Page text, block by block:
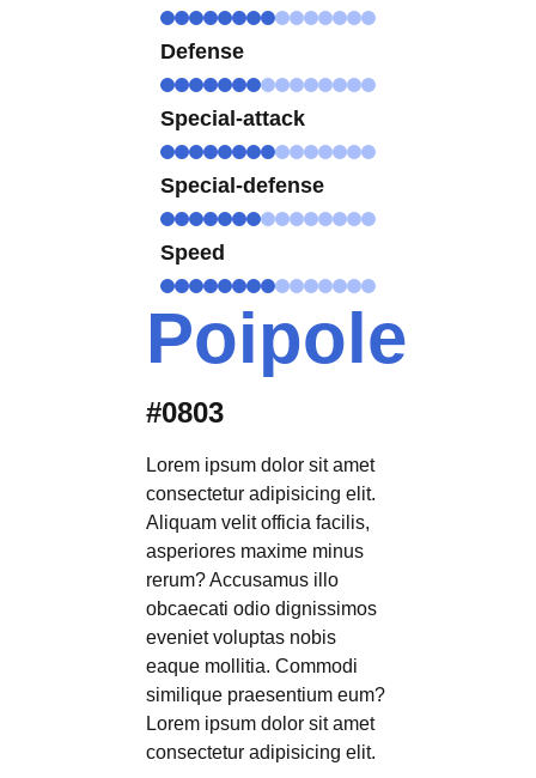
Defense
Special-attack
Special-defense
Speed
Poipole
#0803
Lorem ipsum dolor sit amet
consectetur adipisicing elit.
Aliquam velit officia facilis,
asperiores maxime minus
rerum? Accusamus illo
obcaecati odio dignissimos
eveniet voluptas nobis
eaque mollitia. Commodi
similique praesentium eum?
Lorem ipsum dolor sit amet
consectetur adipisicing elit.